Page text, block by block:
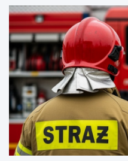
y
ż
s
z
ą
l
c
z
b
ą
a